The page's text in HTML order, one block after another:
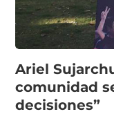
Ariel
comunidad
decisiones”